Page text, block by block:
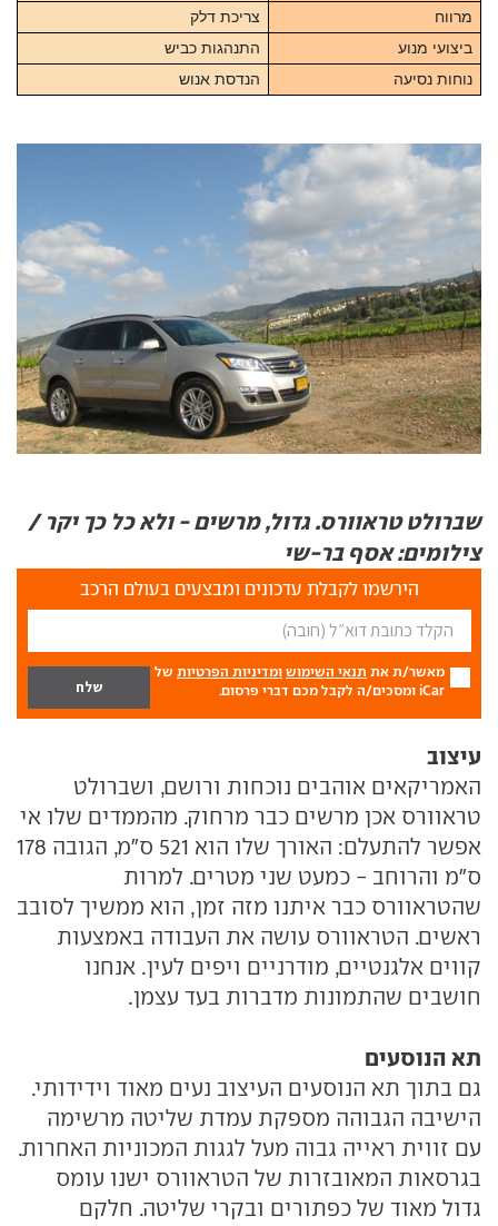
מרווח
צריכת דלק
ביצועי מנוע
התנהגות כביש
נוחות נסיעה
הנדסת אנוש
שברולט טראוורס. גדול, מרשים - ולא כל כך יקר /
צילומים: אסף בר-שי
הירשמו לקבלת עדכונים ומבצעים בעולם הרכב
מאשר/ת את תנאי השימוש ומדיניות הפרטיות של
iCar ומסכים/ה לקבל מכם דברי פרסום.
עיצוב
האמריקאים אוהבים נוכחות ורושם, ושברולט
טראוורס אכן מרשים כבר מרחוק. מהממדים שלו אי
אפשר להתעלם: האורך שלו הוא 521 ס"מ, הגובה 178
ס"מ והרוחב - כמעט שני מטרים. למרות
שהטראוורס כבר איתנו מזה זמן, הוא ממשיך לסובב
ראשים. הטראוורס עושה את העבודה באמצעות
קווים אלגנטיים, מודרניים ויפים לעין. אנחנו
חושבים שהתמונות מדברות בעד עצמן.
תא הנוסעים
גם בתוך תא הנוסעים העיצוב נעים מאוד וידידותי.
הישיבה הגבוהה מספקת עמדת שליטה מרשימה
עם זווית ראייה גבוה מעל לגגות המכוניות האחרות.
בגרסאות המאובזרות של הטראוורס ישנו עומס
גדול מאוד של כפתורים ובקרי שליטה. חלקם